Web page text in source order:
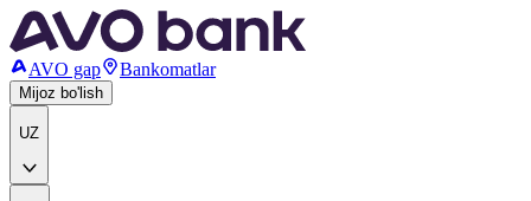
AVO gap Bankomatlar
Mijoz bo'lish
UZ